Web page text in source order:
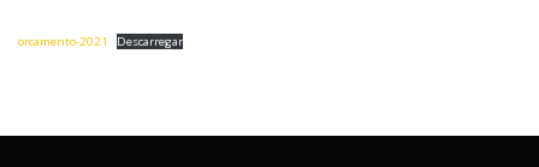
orcamento-2021 Descarregar